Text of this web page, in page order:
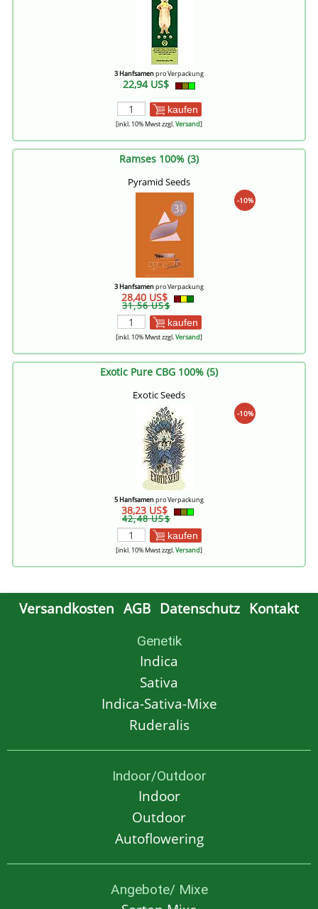
3 Hanfsamenpro Verpackung
22,94 US$
kaufen
[inkl. 10% Mwst zzgl.Versand]
Ramses 100% (3)
Pyramid Seeds
-10%
3 Hanfsamenpro Verpackung
28,40 US$
31,56 US$
kaufen
[inkl. 10% Mwst zzgl.Versand]
Exotic Pure CBG 100% (5)
Exotic Seeds
-10%
5 Hanfsamenpro Verpackung
38,23 US$
42,48 US$
kaufen
[inkl. 10% Mwst zzgl.Versand]
Versandkosten AGB Datenschutz Kontakt
Genetik
Indica
Sativa
Indica-Sativa-Mixe
Ruderalis
Indoor/Outdoor
Indoor
Outdoor
Autoflowering
Angebote/ Mixe